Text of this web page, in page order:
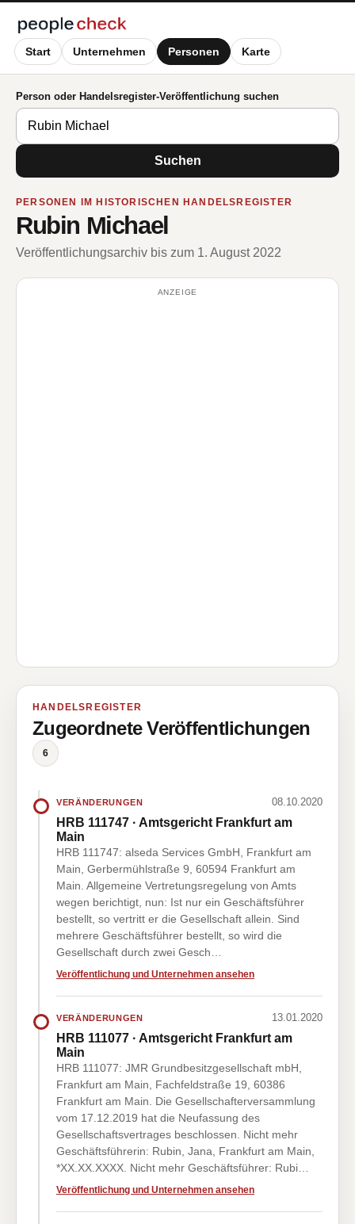
Start Unternehmen Personen Karte
Person oder Handelsregister-Veröffentlichung suchen
Suchen
PERSONEN IM HISTORISCHEN HANDELSREGISTER
Rubin Michael
Veröffentlichungsarchiv bis zum 1. August 2022
ANZEIGE
HANDELSREGISTER
Zugeordnete Veröffentlichungen
6
VERÄNDERUNGEN 08.10.2020
HRB 111747 · Amtsgericht Frankfurt am
Main
HRB 111747: alseda Services GmbH, Frankfurt am
Main, Gerbermühlstraße 9, 60594 Frankfurt am
Main. Allgemeine Vertretungsregelung von Amts
wegen berichtigt, nun: Ist nur ein Geschäftsführer
bestellt, so vertritt er die Gesellschaft allein. Sind
mehrere Geschäftsführer bestellt, so wird die
Gesellschaft durch zwei Gesch…
Veröffentlichung und Unternehmen ansehen
VERÄNDERUNGEN 13.01.2020
HRB 111077 · Amtsgericht Frankfurt am
Main
HRB 111077: JMR Grundbesitzgesellschaft mbH,
Frankfurt am Main, Fachfeldstraße 19, 60386
Frankfurt am Main. Die Gesellschafterversammlung
vom 17.12.2019 hat die Neufassung des
Gesellschaftsvertrages beschlossen. Nicht mehr
Geschäftsführerin: Rubin, Jana, Frankfurt am Main,
*XX.XX.XXXX. Nicht mehr Geschäftsführer: Rubi…
Veröffentlichung und Unternehmen ansehen